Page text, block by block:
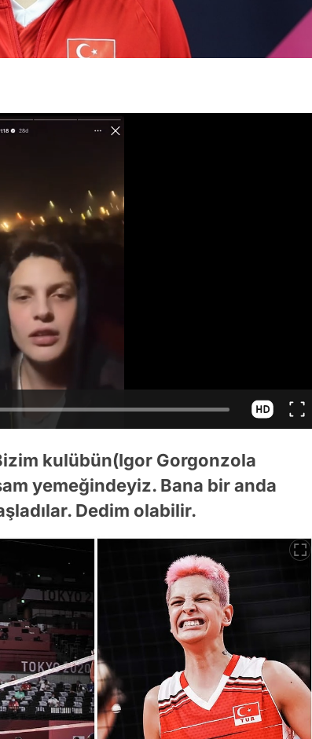
kulübün(Igor Gorgonzola
yemeğindeyiz. Bana bir anda
Dedim olabilir.